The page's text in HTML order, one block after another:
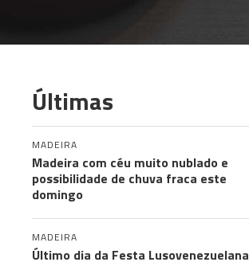
Últimas
MADEIRA
Madeira com céu muito nublado e
possibilidade de chuva fraca este
domingo
MADEIRA
Último dia da Festa Lusovenezuelana